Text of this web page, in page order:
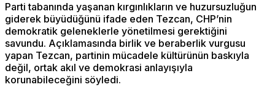
Parti tabanında yaşanan kırgınlıkların ve huzursuzluğun
giderek büyüdüğünü ifade eden Tezcan, CHP’nin
demokratik geleneklerle yönetilmesi gerektiğini
savundu. Açıklamasında birlik ve beraberlik vurgusu
yapan Tezcan, partinin mücadele kültürünün baskıyla
değil, ortak akıl ve demokrasi anlayışıyla
korunabileceğini söyledi.